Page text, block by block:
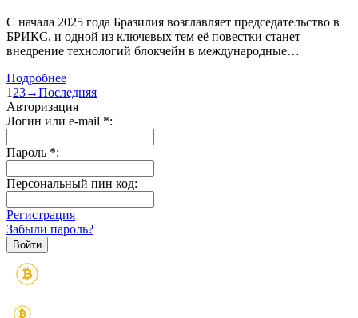
С начала 2025 года Бразилия возглавляет председательство в
БРИКС, и одной из ключевых тем её повестки станет
внедрение технологий блокчейн в международные…
Подробнее
1 23→Последняя
Авторизация
Логин или e-mail *:
Пароль *:
Персональный пин код:
Регистрация
Забыли пароль?